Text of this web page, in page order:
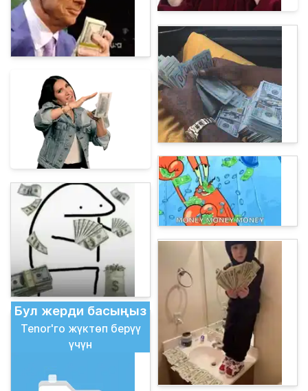
Бул жерди басыңыз
Tenor'го жүктөп берүү
үчүн